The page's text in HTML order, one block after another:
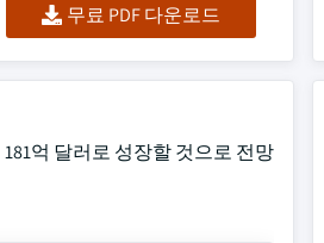
무료 PDF 다운로드
억 달러로 성장할 것으로 전망